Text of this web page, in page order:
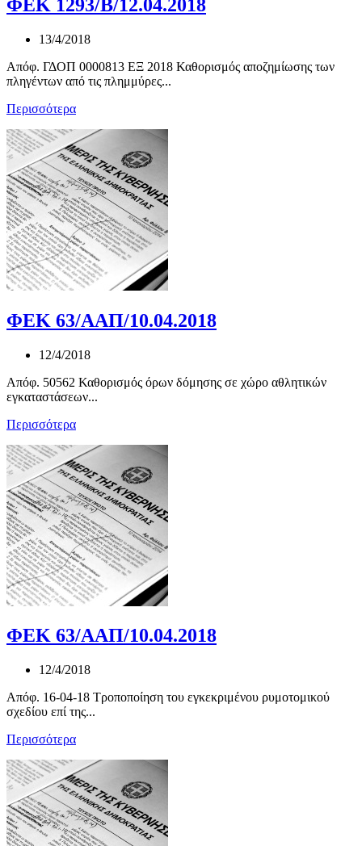
ΦΕΚ 1293/Β/12.04.2018
13/4/2018
Απόφ. ΓΔΟΠ 0000813 ΕΞ 2018 Καθορισμός αποζημίωσης των
πληγέντων από τις πλημμύρες...
Περισσότερα
ΦΕΚ 63/ΑΑΠ/10.04.2018
12/4/2018
Απόφ. 50562 Καθορισμός όρων δόμησης σε χώρο αθλητικών
εγκαταστάσεων...
Περισσότερα
ΦΕΚ 63/ΑΑΠ/10.04.2018
12/4/2018
Απόφ. 16-04-18 Τροποποίηση του εγκεκριμένου ρυμοτομικού
σχεδίου επί της...
Περισσότερα